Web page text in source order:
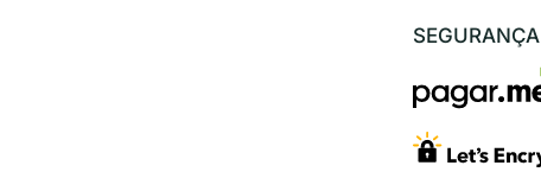
SEGURANÇA